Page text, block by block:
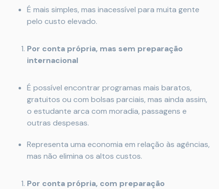
É mais simples, mas inacessível para muita gente
pelo custo elevado.
Por conta própria, mas sem preparação
internacional
É possível encontrar programas mais baratos,
gratuitos ou com bolsas parciais, mas ainda assim,
o estudante arca com moradia, passagens e
outras despesas.
Representa uma economia em relação às agências,
mas não elimina os altos custos.
Por conta própria, com preparação